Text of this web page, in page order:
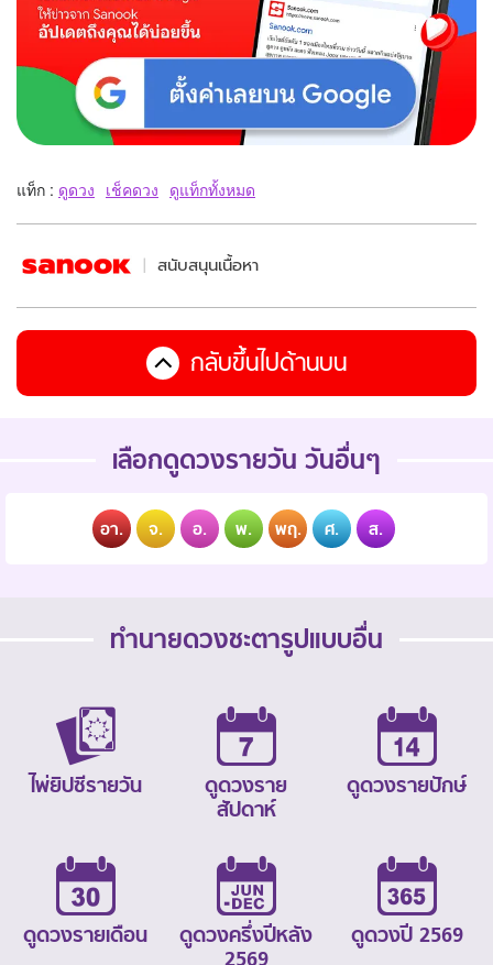
แท็ก : ดูดวง เช็คดวง ดูแท็กทั้งหมด
สนับสนุนเนื้อหา
กลับขึ้นไปด้านบน
เลือกดูดวงรายวัน วันอื่นๆ
อา. จ. อ. พ. พฤ. ศ. ส.
ทำนายดวงชะตารูปแบบอื่น
ไพ่ยิปซีรายวัน
ดูดวงราย
สัปดาห์
ดูดวงรายปักษ์
ดูดวงรายเดือน
ดูดวงครึ่งปีหลัง
2569
ดูดวงปี 2569